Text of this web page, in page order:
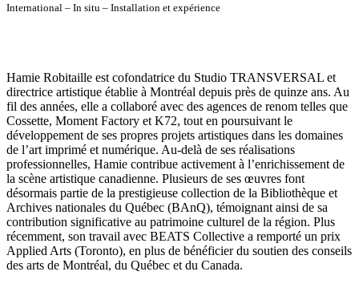
International – In situ – Installation et expérience
Hamie Robitaille est cofondatrice du Studio TRANSVERSAL et
directrice artistique établie à Montréal depuis près de quinze ans. Au
fil des années, elle a collaboré avec des agences de renom telles que
Cossette, Moment Factory et K72, tout en poursuivant le
développement de ses propres projets artistiques dans les domaines
de l’art imprimé et numérique. Au-delà de ses réalisations
professionnelles, Hamie contribue activement à l’enrichissement de
la scène artistique canadienne. Plusieurs de ses œuvres font
désormais partie de la prestigieuse collection de la Bibliothèque et
Archives nationales du Québec (BAnQ), témoignant ainsi de sa
contribution significative au patrimoine culturel de la région. Plus
récemment, son travail avec BEATS Collective a remporté un prix
Applied Arts (Toronto), en plus de bénéficier du soutien des conseils
des arts de Montréal, du Québec et du Canada.